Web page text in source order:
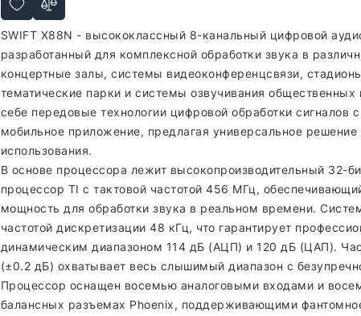
SWIFT X88N - высококлассный 8-канальный цифровой
разработанный для комплексной обработки звука в
концертные залы, системы видеоконференцсвязи,
тематические парки и системы озвучивания общественных
себе передовые технологии цифровой обработки сигналов
мобильное приложение, предлагая универсальное
использования.
В основе процессора лежит высокопроизводительный 32-
процессор TI с тактовой частотой 456 МГц,
мощность для обработки звука в реальном времени.
частотой дискретизации 48 кГц, что гарантирует
динамическим диапазоном 114 дБ (АЦП) и 120 дБ (ЦАП).
(±0.2 дБ) охватывает весь слышимый диапазон с
Процессор оснащен восемью аналоговыми входами и
балансных разъемах Phoenix, поддерживающими